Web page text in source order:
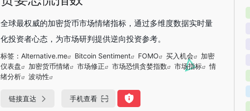
全球最权威的加密货币市场情绪指标，通过多维度数据实时量
化投资者心态，为市场研判提供逆向投资参考。
标签： Alternative.me Bitcoin Sentiment FOMO 买入机会
加密
仪表盘
加密货币情绪 市场修正 市场恐惧贪婪指数 市场指标
情
绪分析
波动性
链接直达 手机查看